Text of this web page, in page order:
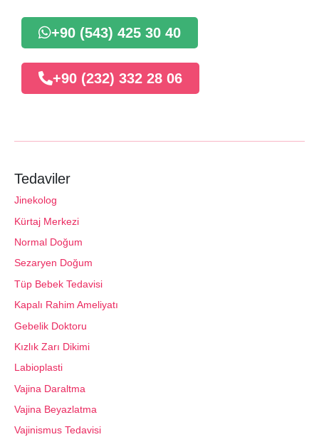
+90 (543) 425 30 40
+90 (232) 332 28 06
Tedaviler
Jinekolog
Kürtaj Merkezi
Normal Doğum
Sezaryen Doğum
Tüp Bebek Tedavisi
Kapalı Rahim Ameliyatı
Gebelik Doktoru
Kızlık Zarı Dikimi
Labioplasti
Vajina Daraltma
Vajina Beyazlatma
Vajinismus Tedavisi